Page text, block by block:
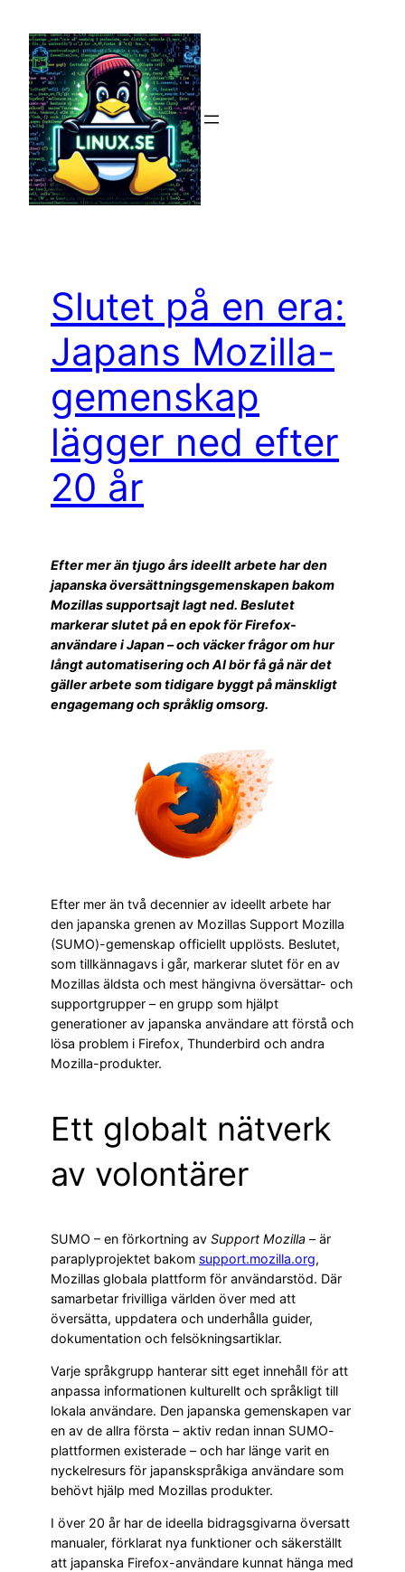
innehåll
Slutet på en era:
Japans Mozilla-
gemenskap
lägger ned efter
20 år
Efter mer än tjugo års ideellt arbete har den
japanska översättningsgemenskapen bakom
Mozillas supportsajt lagt ned. Beslutet
markerar slutet på en epok för Firefox-
användare i Japan – och väcker frågor om hur
långt automatisering och AI bör få gå när det
gäller arbete som tidigare byggt på mänskligt
engagemang och språklig omsorg.
Efter mer än två decennier av ideellt arbete har
den japanska grenen av Mozillas Support Mozilla
(SUMO)-gemenskap officiellt upplösts. Beslutet,
som tillkännagavs i går, markerar slutet för en av
Mozillas äldsta och mest hängivna översättar- och
supportgrupper – en grupp som hjälpt
generationer av japanska användare att förstå och
lösa problem i Firefox, Thunderbird och andra
Mozilla-produkter.
Ett globalt nätverk
av volontärer
SUMO – en förkortning av Support Mozilla – är
paraplyprojektet bakom support.mozilla.org,
Mozillas globala plattform för användarstöd. Där
samarbetar frivilliga världen över med att
översätta, uppdatera och underhålla guider,
dokumentation och felsökningsartiklar.
Varje språkgrupp hanterar sitt eget innehåll för att
anpassa informationen kulturellt och språkligt till
lokala användare. Den japanska gemenskapen var
en av de allra första – aktiv redan innan SUMO-
plattformen existerade – och har länge varit en
nyckelresurs för japanskspråkiga användare som
behövt hjälp med Mozillas produkter.
I över 20 år har de ideella bidragsgivarna översatt
manualer, förklarat nya funktioner och säkerställt
att japanska Firefox-användare kunnat hänga med